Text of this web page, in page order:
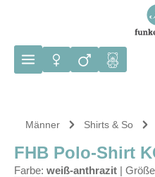
Männer Shirts & So
FHB Polo-Shirt
Farbe: weiß-anthrazit